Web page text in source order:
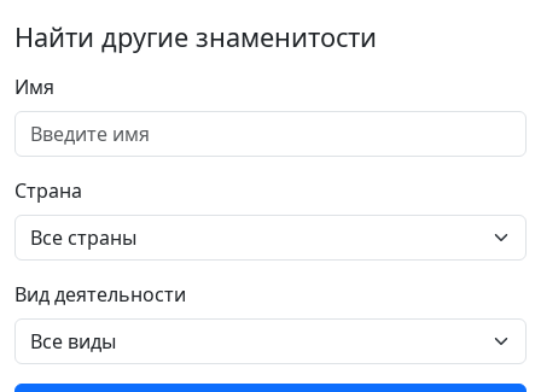
Найти другие знаменитости
Имя
Страна
Вид деятельности